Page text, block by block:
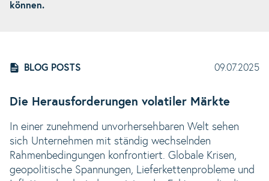
können.
BLOG POSTS 09.07.2025
Die Herausforderungen volatiler Märkte
In einer zunehmend unvorhersehbaren Welt sehen
sich Unternehmen mit ständig wechselnden
Rahmenbedingungen konfrontiert. Globale Krisen,
geopolitische Spannungen, Lieferkettenprobleme und